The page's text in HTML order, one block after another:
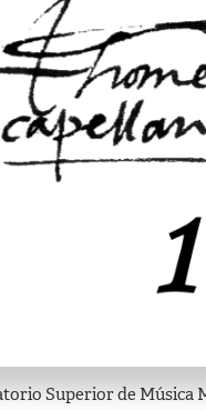
Superior de Música